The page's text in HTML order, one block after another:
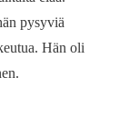
pysyviä
Hän oli